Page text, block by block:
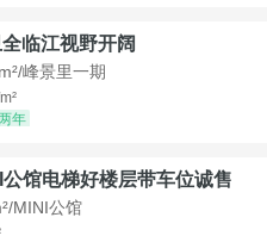
临江视野开阔
峰景里一期
年
馆电梯好楼层带车位诚售
MINI公馆